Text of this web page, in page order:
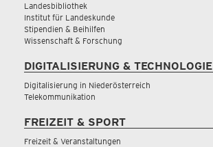
Landesbibliothek
Institut für Landeskunde
Stipendien & Beihilfen
Wissenschaft & Forschung
DIGITALISIERUNG & TECHNOLOGIE
Digitalisierung in Niederösterreich
Telekommunikation
FREIZEIT & SPORT
Freizeit & Veranstaltungen